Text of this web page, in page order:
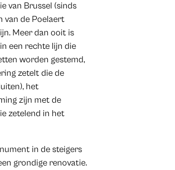
van Brussel (sinds
van de Poelaert
Meer dan ooit is
een rechte lijn die
worden gestemd,
zetelt die de
het
zijn met de
zetelend in het
in de steigers
grondige renovatie.